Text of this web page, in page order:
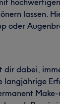
lassen.
oder
dir dabei,
langjährige
Make-